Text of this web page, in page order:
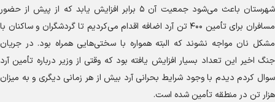
شهرستان باعث می‌شود جمعیت آن ۵ برابر افزایش یابد که از پیش از حضور
مسافران برای تأمین ۴۰۰ تن آرد اضافه اقدام می‌کردیم تا گردشگران و ساکنان با
مشکل نان مواجه نشوند که البته همواره با سختی‌هایی همراه بود. در جریان
جنگ اخیر این تعداد بسیار افزایش یافته بود که وقتی از وزیر درباره تأمین آرد
سوال کردم دیدم با وجود شرایط بحرانی آرد بیش از هر زمانی دیگری و به میزان
هزار تن در منطقه تأمین شده است.